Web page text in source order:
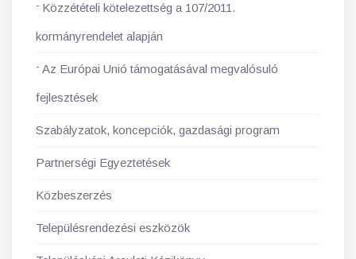
Közzétételi kötelezettség a 107/2011.
kormányrendelet alapján
Az Európai Unió támogatásával megvalósuló
fejlesztések
Szabályzatok, koncepciók, gazdasági program
Partnerségi Egyeztetések
Közbeszerzés
Településrendezési eszközök